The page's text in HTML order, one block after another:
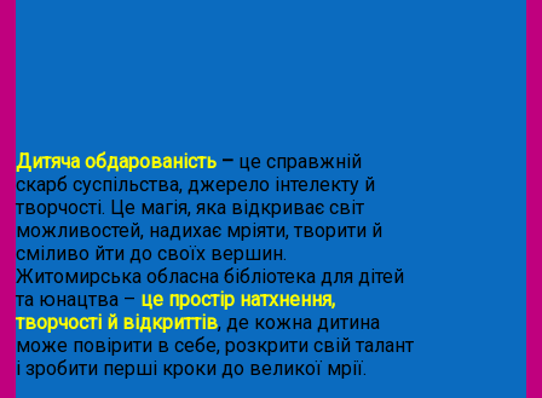
Дитяча обдарованість – це справжній
скарб суспільства, джерело інтелекту й
творчості. Це магія, яка відкриває світ
можливостей, надихає мріяти, творити й
сміливо йти до своїх вершин.
Житомирська обласна бібліотека для дітей
та юнацтва – це простір натхнення,
творчості й відкриттів, де кожна дитина
може повірити в себе, розкрити свій талант
і зробити перші кроки до великої мрії.